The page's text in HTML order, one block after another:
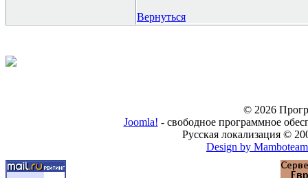
Вернуться
© 2026
Joomla! - свободное программное
Русская локализация ©
Design by